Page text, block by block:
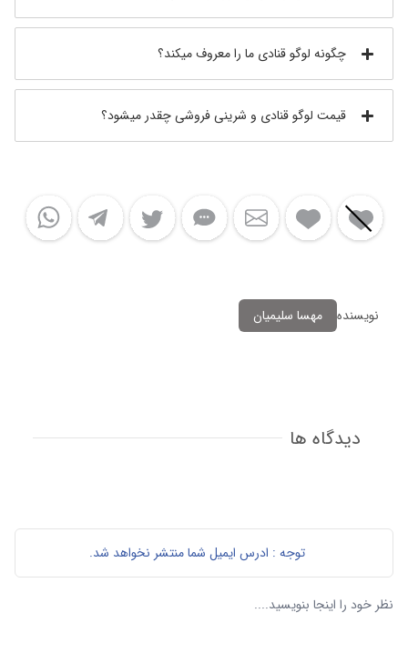
چگونه لوگو قنادی ما را معروف میکند؟
قیمت لوگو قنادی و شرینی فروشی چقدر میشود؟
نویسنده مهسا سلیمیان
دیدگاه ها
توجه : ادرس ایمیل شما منتشر نخواهد شد.